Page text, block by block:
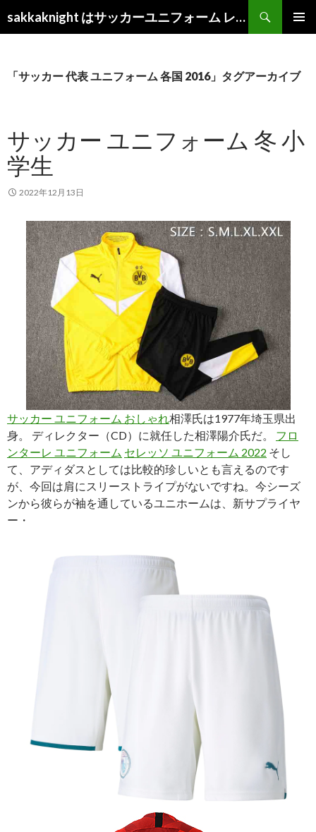
sakkaknight はサッカーユニフォーム レプリカ ショップ 2022
索
ン
キ
ッ
プ
「サッカー 代表 ユニフォーム 各国 2016」タグアーカイブ
サッカー ユニフォーム 冬 小
学生
2022年12月13日
サッカー ユニフォーム おしゃれ相澤氏は1977年埼玉県出
身。 ディレクター（CD）に就任した相澤陽介氏だ。 フロ
ンターレ ユニフォーム セレッソ ユニフォーム 2022 そし
て、アディダスとしては比較的珍しいとも言えるのです
が、今回は肩にスリーストライプがないですね。今シーズ
ンから彼らが袖を通しているユニホームは、新サプライヤ
ー・